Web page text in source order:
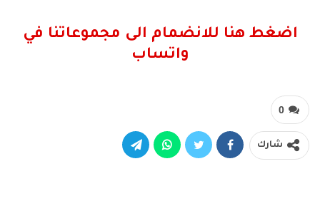
اضغط هنا للانضمام الى مجموعاتنا في
واتساب
0
شارك